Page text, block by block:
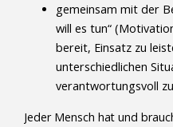
gemeinsam mit der
will es tun“
bereit, Einsatz zu
unterschiedlichen
verantwortungsvoll
Jeder Mensch hat und